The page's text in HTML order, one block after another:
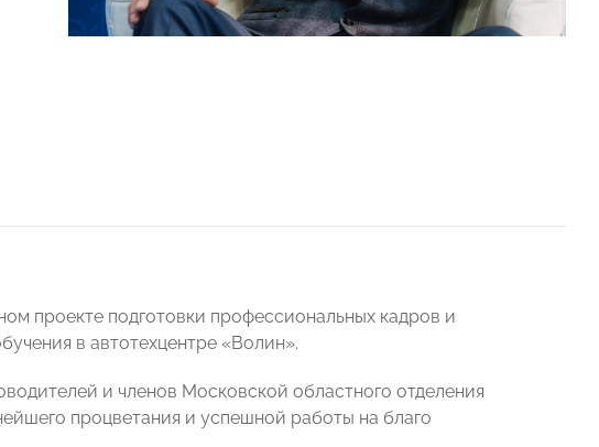
проекте подготовки профессиональных кадров и
в автотехцентре «Волин».
и членов Московской областного отделения
процветания и успешной работы на благо